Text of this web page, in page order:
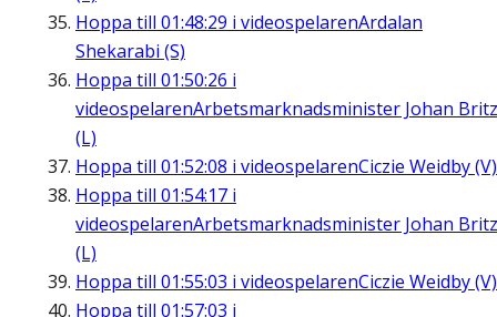
Hoppa till 01:48:29 i videospelarenArdalan
Shekarabi (S)
Hoppa till 01:50:26 i
videospelarenArbetsmarknadsminister Johan Britz
(L)
Hoppa till 01:52:08 i videospelarenCiczie Weidby (V)
Hoppa till 01:54:17 i
videospelarenArbetsmarknadsminister Johan Britz
(L)
Hoppa till 01:55:03 i videospelarenCiczie Weidby (V)
Hoppa till 01:57:03 i